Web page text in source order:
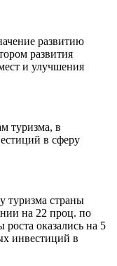
развитию
развития
и улучшения
туризма, в
в сферу
туризма страны
на 22 проц. по
оказались на 5
инвестиций в